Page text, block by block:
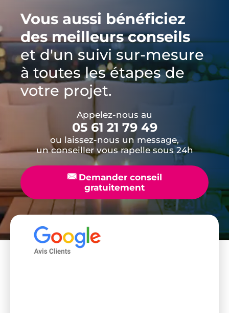
Vous aussi bénéficiez
des meilleurs conseils
et d'un suivi sur-mesure
à toutes les étapes de
votre projet.
Appelez-nous au
05 61 21 79 49
ou laissez-nous un message,
un conseiller vous rapelle sous 24h
📧Demander conseil
gratuitement